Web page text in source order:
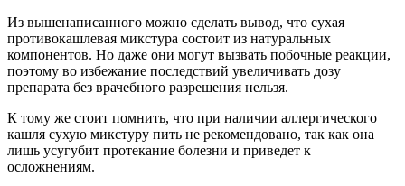
Из вышенаписанного можно сделать вывод, что сухая
противокашлевая микстура состоит из натуральных
компонентов. Но даже они могут вызвать побочные реакции,
поэтому во избежание последствий увеличивать дозу
препарата без врачебного разрешения нельзя.
К тому же стоит помнить, что при наличии аллергического
кашля сухую микстуру пить не рекомендовано, так как она
лишь усугубит протекание болезни и приведет к
осложнениям.